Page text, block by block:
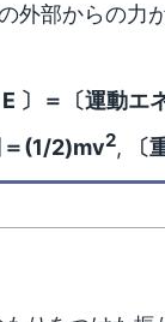
外部からの
E 〕＝〔運動
(1/2)mv2,